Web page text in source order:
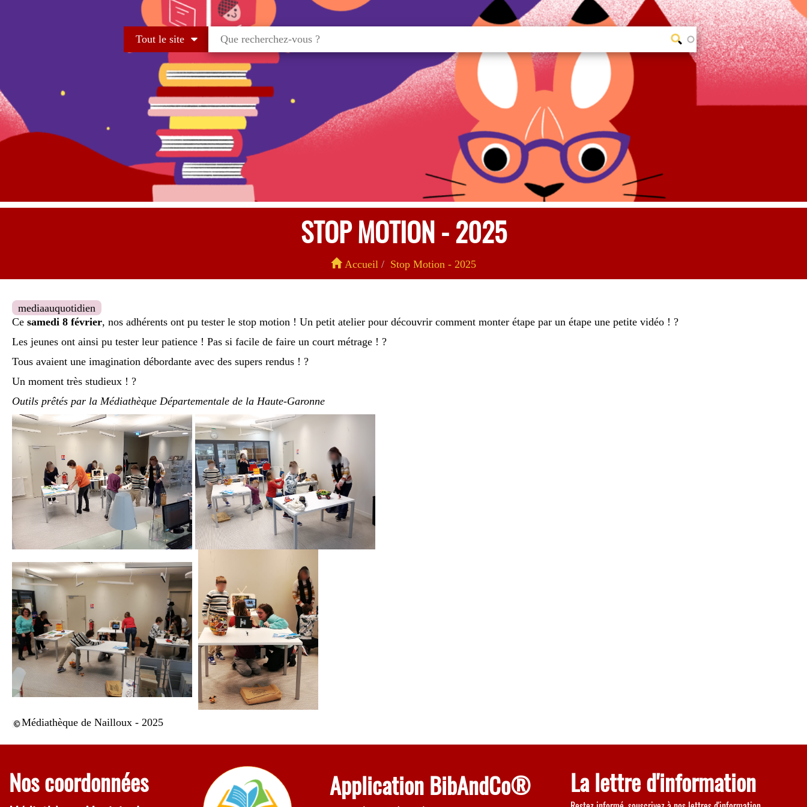
Tout le site
STOP MOTION - 2025
Accueil Stop Motion - 2025
mediaauquotidien
Ce samedi 8 février, nos adhérents ont pu tester le stop motion ! Un petit atelier pour découvrir comment monter étape par un étape une petite vidéo ! ?
Les jeunes ont ainsi pu tester leur patience ! Pas si facile de faire un court métrage ! ?
Tous avaient une imagination débordante avec des supers rendus ! ?
Un moment très studieux ! ?
Outils prêtés par la Médiathèque Départementale de la Haute-Garonne
Médiathèque de Nailloux - 2025
Nos coordonnées Application BibAndCo® La lettre d'information